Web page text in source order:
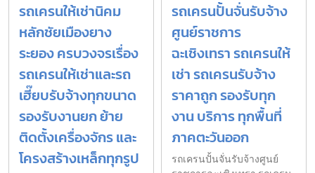
รถเครนให้เช่านิคม
หลักชัยเมืองยาง
ระยอง ครบวงจรเรื่อง
รถเครนให้เช่าและรถ
เฮี๊ยบรับจ้างทุกขนาด
รองรับงานยก ย้าย
ติดตั้งเครื่องจักร และ
โครงสร้างเหล็กทุกรูป
รถเครนปั้นจั่นรับจ้าง
ศูนย์ราชการ
ฉะเชิงเทรา รถเครนให้
เช่า รถเครนรับจ้าง
ราคาถูก รองรับทุก
งาน บริการ ทุกพื้นที่
ภาคตะวันออก
รถเครนปั้นจั่นรับจ้างศูนย์